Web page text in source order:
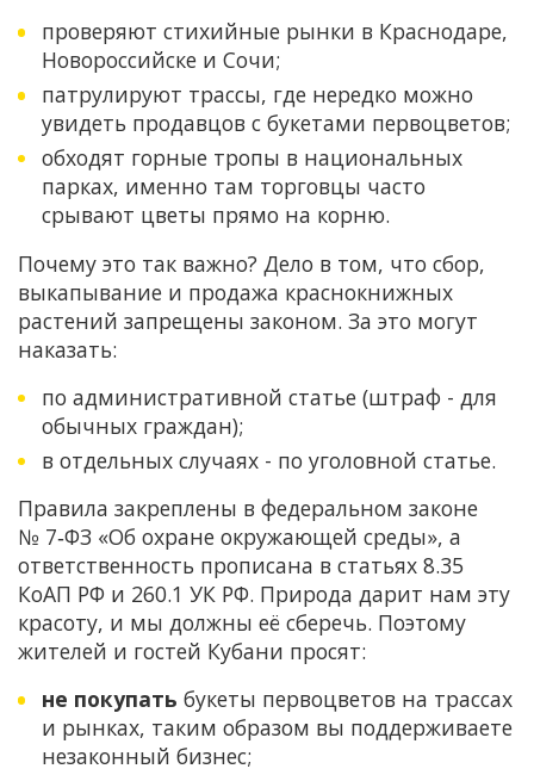
проверяют стихийные рынки в Краснодаре,
Новороссийске и Сочи;
патрулируют трассы, где нередко можно
увидеть продавцов с букетами первоцветов;
обходят горные тропы в национальных
парках, именно там торговцы часто
срывают цветы прямо на корню.
Почему это так важно? Дело в том, что сбор,
выкапывание и продажа краснокнижных
растений запрещены законом. За это могут
наказать:
по административной статье (штраф - для
обычных граждан);
в отдельных случаях - по уголовной статье.
Правила закреплены в федеральном законе
№ 7‑ФЗ «Об охране окружающей среды», а
ответственность прописана в статьях 8.35
КоАП РФ и 260.1 УК РФ. Природа дарит нам эту
красоту, и мы должны её сберечь. Поэтому
жителей и гостей Кубани просят:
не покупать букеты первоцветов на трассах
и рынках, таким образом вы поддерживаете
незаконный бизнес;